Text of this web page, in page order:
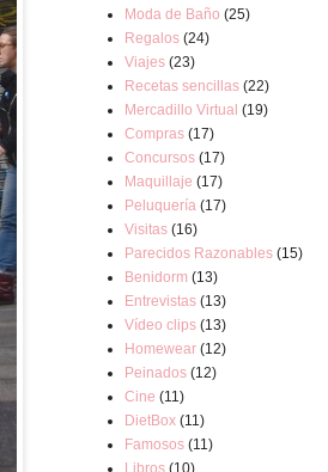
Moda de Baño (25)
Regalos (24)
Viajes (23)
Recetas sencillas (22)
Mercadillo Virtual (19)
Compras (17)
Concursos (17)
Maquillaje (17)
Peluquería (17)
Visitas (16)
Parecidos Razonables (15)
Benidorm (13)
Entrevistas (13)
Vídeo clips (13)
Homewear (12)
Peinados (12)
Cine (11)
DietBox (11)
Famosos (11)
Libros (10)